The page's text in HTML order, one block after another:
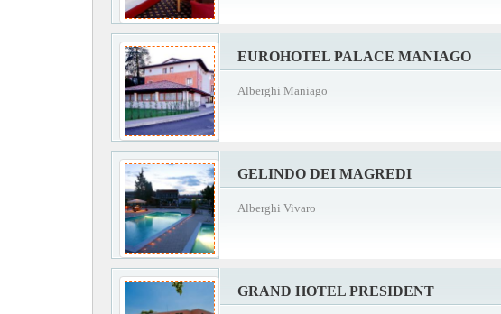
EUROHOTEL PALACE MANIAGO
Alberghi Maniago
GELINDO DEI MAGREDI
Alberghi Vivaro
GRAND HOTEL PRESIDENT